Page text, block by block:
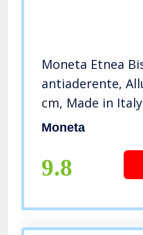
Moneta Etnea
antiaderente,
cm, Made in Italy
Moneta
9.8